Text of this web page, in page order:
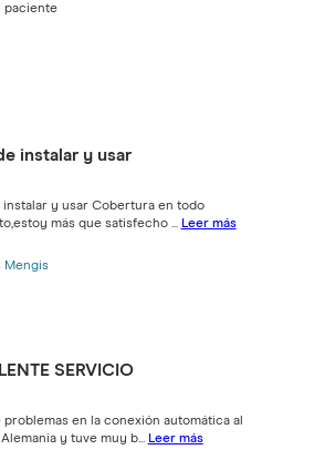
paciente
instalar y usar
instalar y usar Cobertura en todo
más que satisfecho ... Leer más
Mengis
SERVICIO
problemas en la conexión automática al
Alemania y tuve muy b... Leer más